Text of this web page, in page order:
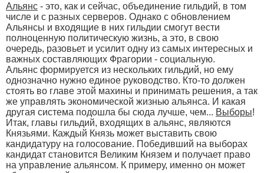
Альянс - это, как и сейчас, объединение гильдий, в том
числе и с разных серверов. Однако с обновлением
Альянсы и входящие в них гильдии смогут вести
полноценную политическую жизнь, а это, в свою
очередь, разовьет и усилит одну из самых интересных и
важных составляющих Фрагории - социальную.
Альянс формируется из нескольких гильдий, но ему
однозначно нужно единое руководство. Кто-то должен
стоять во главе этой махины и принимать решения, а так
же управлять экономической жизнью альянса. И какая
другая система подошла бы сюда лучше, чем... Выборы!
Итак, главы гильдий, входящих в альянс, являются
Князьями. Каждый Князь может выставить свою
кандидатуру на голосование. Победивший на выборах
кандидат становится Великим Князем и получает право
на управление альянсом. К примеру, именно он может